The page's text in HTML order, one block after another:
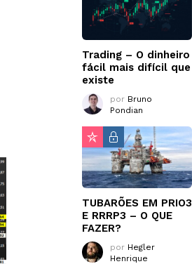
Trading – O dinheiro
fácil mais difícil que
existe
por Bruno
Pondian
TUBARÕES EM PRIO3
E RRRP3 – O QUE
FAZER?
por Hegler
Henrique